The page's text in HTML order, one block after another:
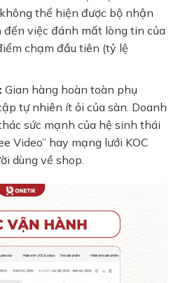
thể hiện được bộ nhận
đến việc đánh mất lòng tin của
chạm đầu tiên (tỷ lệ
Gian hàng hoàn toàn phụ
tự nhiên ít ỏi của sàn. Doanh
sức mạnh của hệ sinh thái
Video” hay mạng lưới KOC
dùng về shop.